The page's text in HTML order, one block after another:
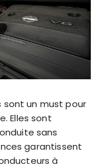
sont un must pour
Elles sont
sans
garantissent
à